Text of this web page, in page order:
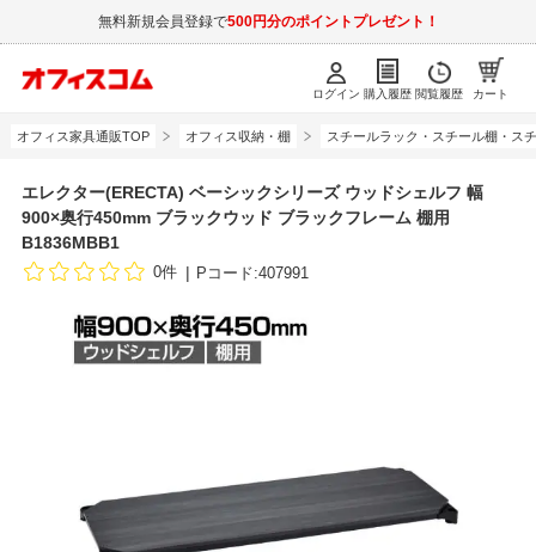
無料新規会員登録で500円分のポイントプレゼント！
ログイン 購入履歴 閲覧履歴 カート
オフィス家具通販TOP オフィス収納・棚 スチールラック・スチール棚・ス
エレクター(ERECTA) ベーシックシリーズ ウッドシェルフ 幅
900×奥行450mm ブラックウッド ブラックフレーム 棚用
B1836MBB1
0件 Pコード:407991